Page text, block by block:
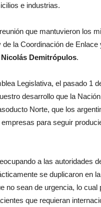
e industrias.
que mantuvieron los
la Coordinación de
Nicolás Demitrópulos.
Legislativa, el pasado 1
desarrollo que la
Norte, que los
para seguir
a las autoridades
se duplicaron en
no sean de urgencia, lo
que requieran